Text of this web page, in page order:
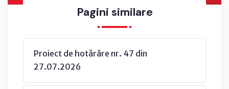
Pagini similare
Proiect de hotărâre nr. 47 din
27.07.2026